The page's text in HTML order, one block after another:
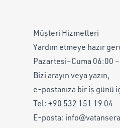
Müşteri Hizmetleri
Yardım etmeye hazır
Pazartesi–Cuma 06:00
Bizi arayın veya yazın,
e-postanıza bir iş günü
Tel: +90 532 151 19 04
E-posta: